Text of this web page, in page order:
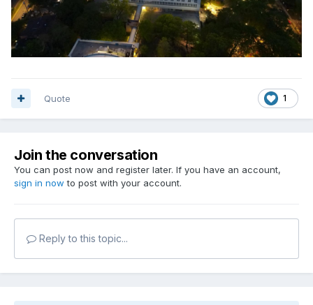
1
Quote
Join the conversation
You can post now and register later. If you have an account,
sign in now to post with your account.
Reply to this topic...